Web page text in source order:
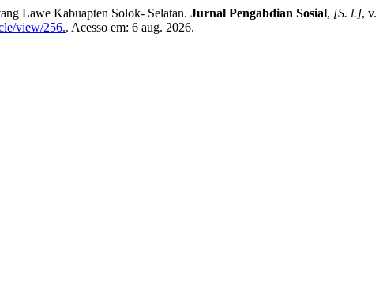
Lawe Kabuapten Solok- Selatan. Jurnal Pengabdian Sosial, [S. l.], v.
view/256.. Acesso em: 6 aug. 2026.